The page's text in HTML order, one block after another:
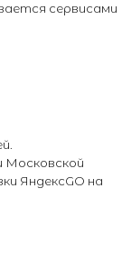
сервисами
Московской
ЯндексGO на